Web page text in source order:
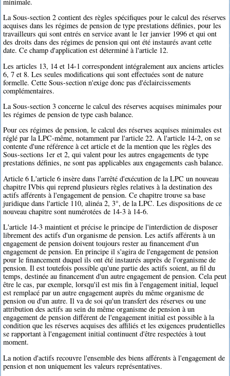
La Sous-section 2 contient des règles spécifiques pour le calcul des réserves
acquises dans les régimes de pension de type prestations définies, pour les
travailleurs qui sont entrés en service avant le 1er janvier 1996 et qui ont
des droits dans des régimes de pension qui ont été instaurés avant cette
date. Ce champ d'application est déterminé à l'article 12.
Les articles 13, 14 et 14-1 correspondent intégralement aux anciens articles
6, 7 et 8. Les seules modifications qui sont effectuées sont de nature
formelle. Cette Sous-section n'exige donc pas d'éclaircissements
complémentaires.
La Sous-section 3 concerne le calcul des réserves acquises minimales pour
les régimes de pension de type cash balance.
Pour ces régimes de pension, le calcul des réserves acquises minimales est
réglé par la LPC-même, notamment par l'article 22. A l'article 14-2, on se
contente d'une référence à cet article et de la mention que les règles des
Sous-sections 1er et 2, qui valent pour les autres engagements de type
prestations définies, ne sont pas applicables aux engagements cash balance.
Article 6 L'article 6 insère dans l'arrêté d'exécution de la LPC un nouveau
chapitre IVbis qui reprend plusieurs règles relatives à la destination des
actifs afférents à l'engagement de pension. Ce chapitre trouve sa base
juridique dans l'article 110, alinéa 2, 3°, de la LPC. Les dispositions de ce
nouveau chapitre sont numérotées de 14-3 à 14-6.
L'article 14-3 maintient et précise le principe de l'interdiction de disposer
librement des actifs d'un organisme de pension. Les actifs afférents à un
engagement de pension doivent toujours rester au financement d'un
engagement de pension. En principe il s'agira de l'engagement de pension
pour le financement duquel ils ont été instaurés auprès de l'organisme de
pension. Il est toutefois possible qu'une partie des actifs soient, au fil du
temps, destinée au financement d'un autre engagement de pension. Cela peut
être le cas, par exemple, lorsqu'il est mis fin à l'engagement initial, lequel
est remplacé par un autre engagement auprès du même organisme de
pension ou d'un autre. Il va de soi qu'un transfert des réserves ou une
attribution des actifs au sein du même organisme de pension à un
engagement de pension différent de l'engagement initial est possible à la
condition que les réserves acquises des affiliés et les exigences prudentielles
se rapportant à l'engagement initial continuent d'être respectées à tout
moment.
La notion d'actifs recouvre l'ensemble des biens afférents à l'engagement de
pension et non uniquement les valeurs représentatives.